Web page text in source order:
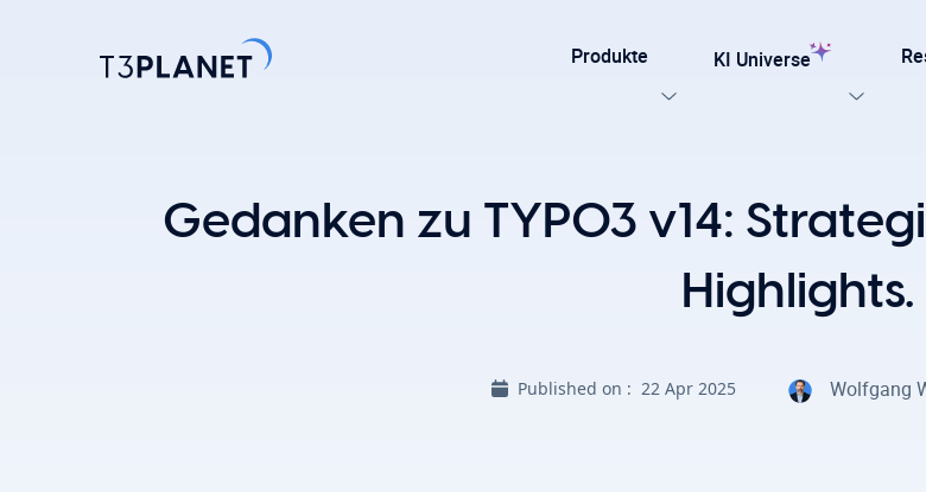
Produkte
TYPO3-Template für Agenturen und Entwickler –
KI Universe
Gedanken zu TYPO3 v14:
Highlights.
Published on : 22 Apr 2025 Wolfgang